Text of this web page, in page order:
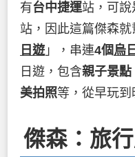
有台中捷運站，可說
站，因此這篇傑森就
日遊」，串連4個烏
日遊，包含親子景點
美拍照等，從早玩到
傑森：旅